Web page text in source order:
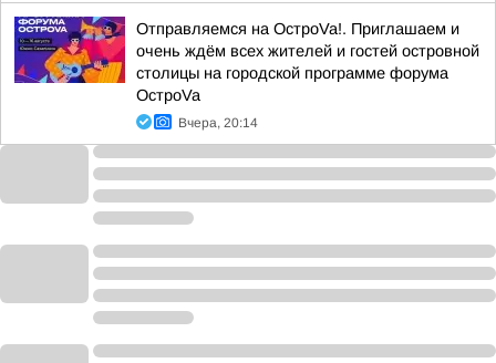
Отправляемся на ОстроVa!. Приглашаем и
очень ждём всех жителей и гостей островной
столицы на городской программе форума
ОстроVa
Вчера, 20:14